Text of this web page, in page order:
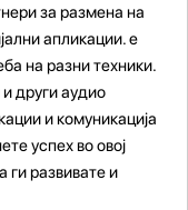
за размена на
апликации. е
на разни техники.
други аудио
и комуникација
успех во овој
ги развивате и